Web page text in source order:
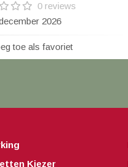
0 reviews
2026
toe als favoriet
Kiezer